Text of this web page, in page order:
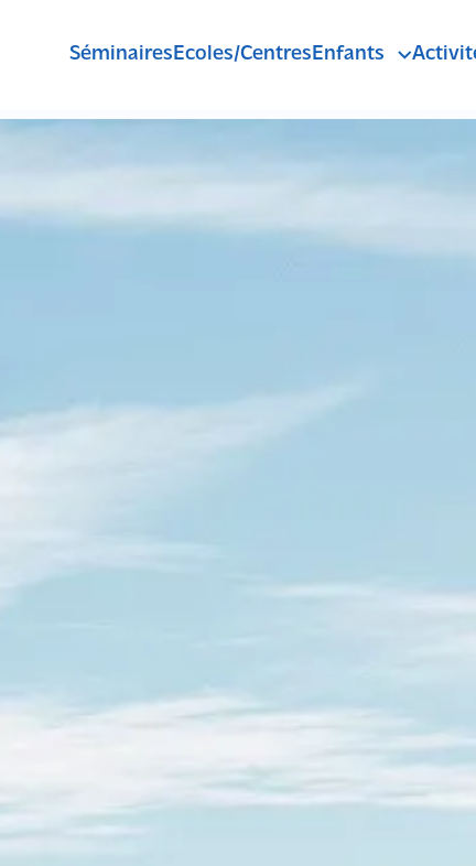
SéminairesEcoles/CentresEnfants